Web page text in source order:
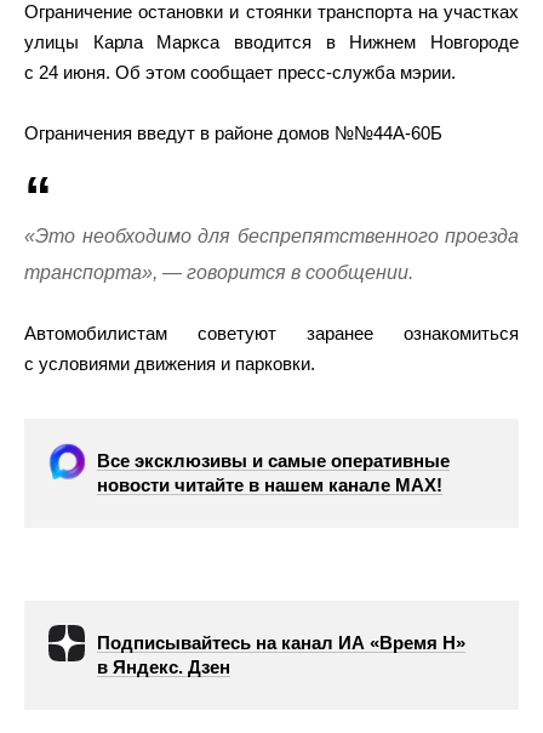
Ограничение остановки и стоянки транспорта на участках
улицы Карла Маркса вводится в Нижнем Новгороде
с 24 июня. Об этом сообщает пресс-служба мэрии.
Ограничения введут в районе домов №№44А-60Б
«Это необходимо для беспрепятственного проезда
транспорта», — говорится в сообщении.
Автомобилистам советуют заранее ознакомиться
с условиями движения и парковки.
Все эксклюзивы и самые оперативные
новости читайте в нашем канале МАХ!
Подписывайтесь на канал ИА «Время Н»
в Яндекс. Дзен